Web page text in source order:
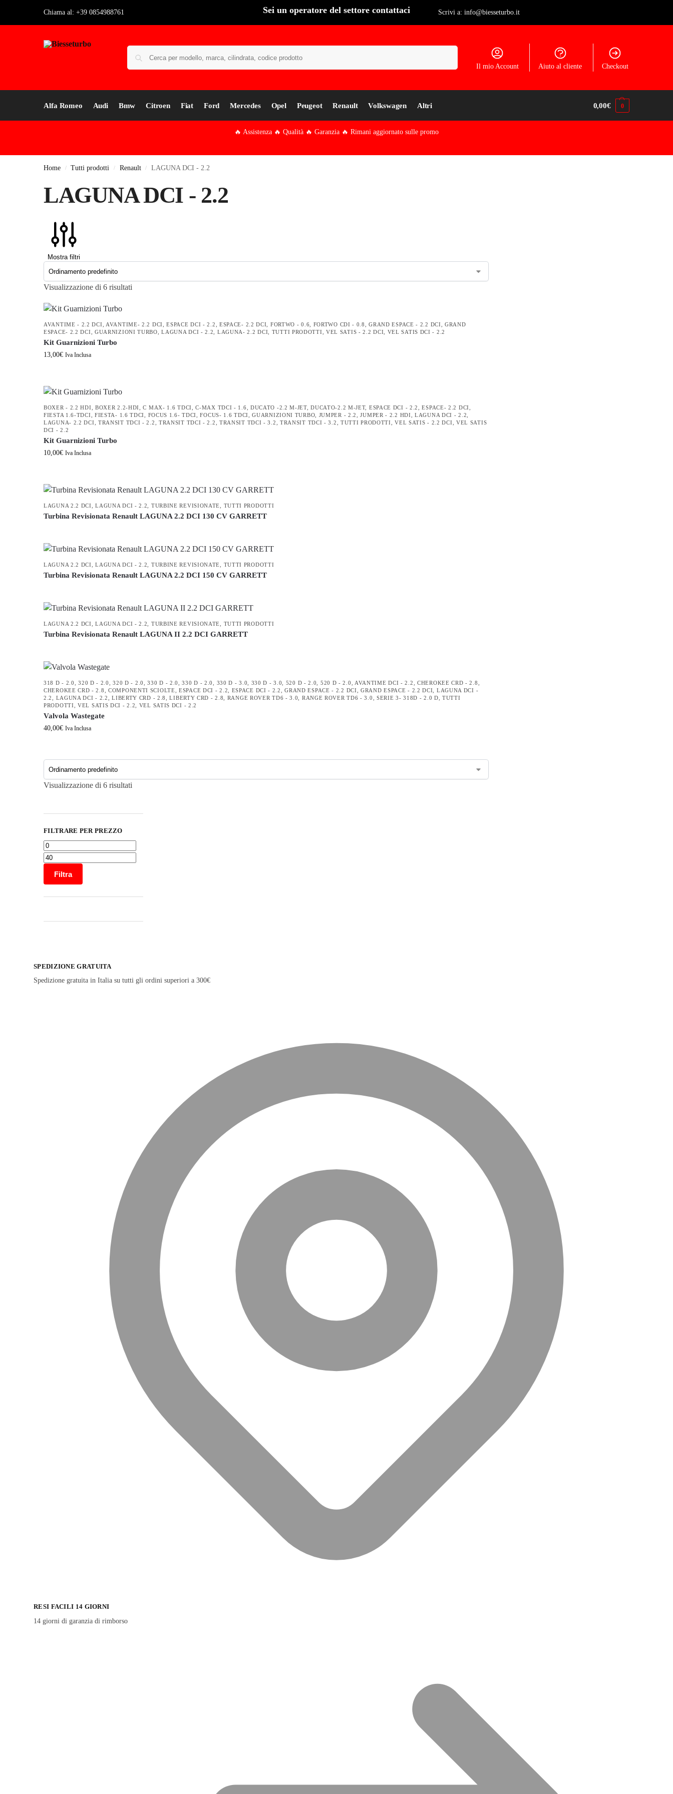
Chiama al: +39 0854988761 Sei un operatore del settore contattaci Scrivi a: info@biesseturbo.it
Il mio Account Aiuto al cliente Checkout
Alfa Romeo Audi Bmw Citroen Fiat Ford Mercedes Opel Peugeot Renault Volkswagen Altri 0,00€ 0
🔥 Assistenza 🔥 Qualità 🔥 Garanzia 🔥 Rimani aggiornato sulle promo
Home / Tutti prodotti / Renault / LAGUNA DCI - 2.2
LAGUNA DCI - 2.2
Mostra filtri
Visualizzazione di 6 risultati
AVANTIME - 2.2 DCI,AVANTIME- 2.2 DCI,ESPACE DCI - 2.2, ESPACE- 2.2 DCI, FORTWO - 0.6, FORTWO CDI - 0.8,GRAND ESPACE - 2.2 DCI,GRAND
ESPACE- 2.2 DCI, GUARNIZIONI TURBO,LAGUNA DCI - 2.2, LAGUNA- 2.2 DCI, TUTTI PRODOTTI, VEL SATIS - 2.2 DCI, VEL SATIS DCI - 2.2
Kit Guarnizioni Turbo
13,00€ Iva Inclusa
BOXER - 2.2 HDI, BOXER 2.2-HDI,C MAX- 1.6 TDCI,C-MAX TDCI - 1.6, DUCATO -2.2 M-JET,DUCATO-2.2 M-JET, ESPACE DCI - 2.2,ESPACE- 2.2 DCI,
FIESTA 1.6-TDCI, FIESTA- 1.6 TDCI, FOCUS 1.6- TDCI,FOCUS- 1.6 TDCI,GUARNIZIONI TURBO, JUMPER - 2.2,JUMPER - 2.2 HDI,LAGUNA DCI - 2.2,
LAGUNA- 2.2 DCI, TRANSIT TDCI - 2.2, TRANSIT TDCI - 2.2, TRANSIT TDCI - 3.2, TRANSIT TDCI - 3.2, TUTTI PRODOTTI,VEL SATIS - 2.2 DCI, VEL SATIS
DCI - 2.2
Kit Guarnizioni Turbo
10,00€ Iva Inclusa
LAGUNA 2.2 DCI,LAGUNA DCI - 2.2, TURBINE REVISIONATE, TUTTI PRODOTTI
Turbina Revisionata Renault LAGUNA 2.2 DCI 130 CV GARRETT
LAGUNA 2.2 DCI,LAGUNA DCI - 2.2, TURBINE REVISIONATE, TUTTI PRODOTTI
Turbina Revisionata Renault LAGUNA 2.2 DCI 150 CV GARRETT
LAGUNA 2.2 DCI,LAGUNA DCI - 2.2, TURBINE REVISIONATE, TUTTI PRODOTTI
Turbina Revisionata Renault LAGUNA II 2.2 DCI GARRETT
318 D - 2.0,320 D - 2.0,320 D - 2.0,330 D - 2.0,330 D - 2.0, 330 D - 3.0, 330 D - 3.0, 520 D - 2.0, 520 D - 2.0, AVANTIME DCI - 2.2, CHEROKEE CRD - 2.8,
CHEROKEE CRD - 2.8,COMPONENTI SCIOLTE,ESPACE DCI - 2.2, ESPACE DCI - 2.2,GRAND ESPACE - 2.2 DCI,GRAND ESPACE - 2.2 DCI, LAGUNA DCI -
2.2, LAGUNA DCI - 2.2,LIBERTY CRD - 2.8,LIBERTY CRD - 2.8, RANGE ROVER TD6 - 3.0, RANGE ROVER TD6 - 3.0, SERIE 3- 318D - 2.0 D,TUTTI
PRODOTTI,VEL SATIS DCI - 2.2, VEL SATIS DCI - 2.2
Valvola Wastegate
40,00€ Iva Inclusa
Visualizzazione di 6 risultati
FILTRARE PER PREZZO
Filtra
SPEDIZIONE GRATUITA
Spedizione gratuita in Italia su tutti gli ordini superiori a 300€
RESI FACILI 14 GIORNI
14 giorni di garanzia di rimborso